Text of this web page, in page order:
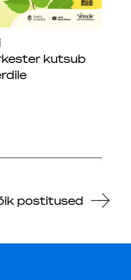
kutsub
postitused